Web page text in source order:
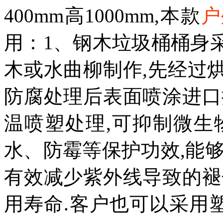
400mm高1000mm,本款
用：1、钢木垃圾桶桶身
木或水曲柳制作,先经过
防腐处理后表面喷涂进
温喷塑处理,可抑制微生
水、防霉等保护功效,能
有效减少紫外线导致的
用寿命.客户也可以采用